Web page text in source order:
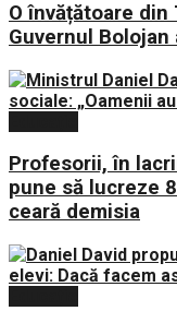
O învățătoare din
Guvernul Bolojan
Profesorii, în
pune să lucreze
ceară demisia